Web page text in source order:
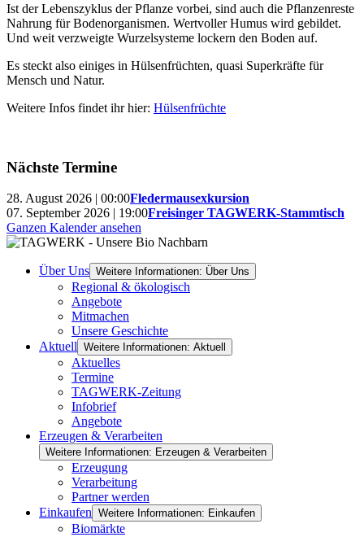
Ist der Lebenszyklus der Pflanze vorbei, sind auch die Pflanzenreste
Nahrung für Bodenorganismen. Wertvoller Humus wird gebildet.
Und weit verzweigte Wurzelsysteme lockern den Boden auf.
Es steckt also einiges in Hülsenfrüchten, quasi Superkräfte für
Mensch und Natur.
Weitere Infos findet ihr hier: Hülsenfrüchte
Nächste Termine
28. August 2026 | 00:00Fledermausexkursion
07. September 2026 | 19:00Freisinger TAGWERK-Stammtisch
Ganzen Kalender ansehen
Über Uns Weitere Informationen: Über Uns
Regional & ökologisch
Angebote
Mitmachen
Unsere Geschichte
Aktuell Weitere Informationen: Aktuell
Aktuelles
Termine
TAGWERK-Zeitung
Infobrief
Angebote
Erzeugen & Verarbeiten
Weitere Informationen: Erzeugen & Verarbeiten
Erzeugung
Verarbeitung
Partner werden
Einkaufen Weitere Informationen: Einkaufen
Biomärkte